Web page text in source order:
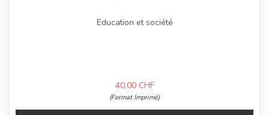
Education et société
40,00 CHF
(Format Imprimé)